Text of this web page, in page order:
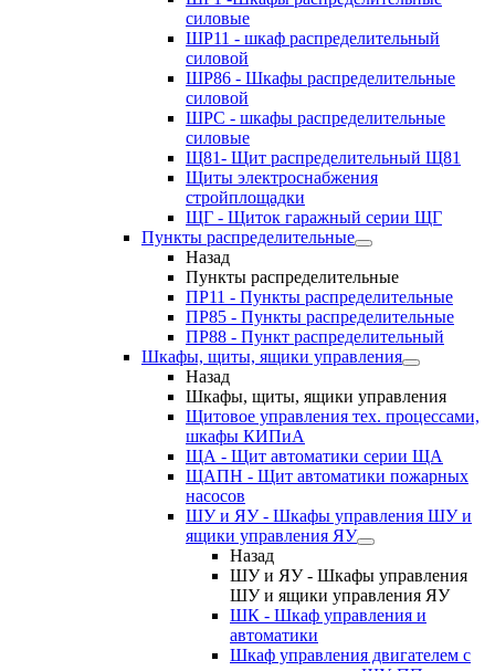
силовые
ШР11 - шкаф распределительный
силовой
ШР86 - Шкафы распределительные
силовой
ШРС - шкафы распределительные
силовые
Щ81- Щит распределительный Щ81
Щиты электроснабжения
стройплощадки
ЩГ - Щиток гаражный серии ЩГ
Пункты распределительные
Назад
Пункты распределительные
ПР11 - Пункты распределительные
ПР85 - Пункты распределительные
ПР88 - Пункт распределительный
Шкафы, щиты, ящики управления
Назад
Шкафы, щиты, ящики управления
Щитовое управления тех. процессами,
шкафы КИПиА
ЩА - Щит автоматики серии ЩА
ЩАПН - Щит автоматики пожарных
насосов
ШУ и ЯУ - Шкафы управления ШУ и
ящики управления ЯУ
Назад
ШУ и ЯУ - Шкафы управления
ШУ и ящики управления ЯУ
ШК - Шкаф управления и
автоматики
Шкаф управления двигателем с